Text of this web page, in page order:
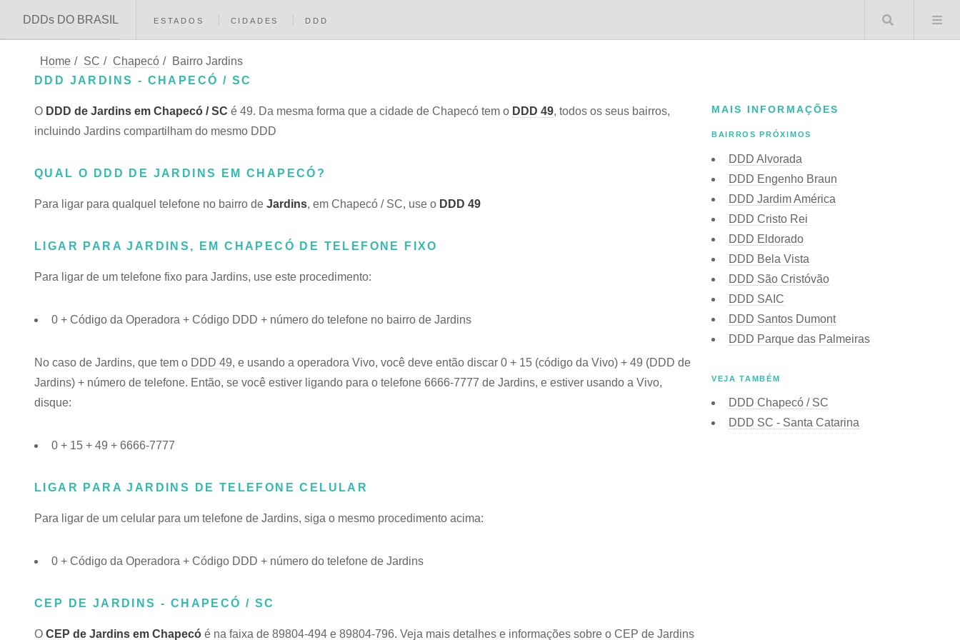
DDDs DO BRASIL ESTADOS CIDADES DDD Buscar
Home / SC / Chapecó /
Bairro Jardins
DDD JARDINS - CHAPECÓ / SC
O DDD de Jardins em Chapecó / SC é 49. Da mesma forma que a cidade de Chapecó tem o DDD 49, todos os seus bairros,
incluindo Jardins compartilham do mesmo DDD
QUAL O DDD DE JARDINS EM CHAPECÓ?
Para ligar para qualquel telefone no bairro de Jardins, em Chapecó / SC, use o DDD 49
LIGAR PARA JARDINS, EM CHAPECÓ DE TELEFONE FIXO
Para ligar de um telefone fixo para Jardins, use este procedimento:
0 + Código da Operadora + Código DDD + número do telefone no bairro de Jardins
No caso de Jardins, que tem o DDD 49, e usando a operadora Vivo, você deve então discar 0 + 15 (código da Vivo) + 49 (DDD de
Jardins) + número de telefone. Então, se você estiver ligando para o telefone 6666-7777 de Jardins, e estiver usando a Vivo,
disque:
0 + 15 + 49 + 6666-7777
LIGAR PARA JARDINS DE TELEFONE CELULAR
Para ligar de um celular para um telefone de Jardins, siga o mesmo procedimento acima:
0 + Código da Operadora + Código DDD + número do telefone de Jardins
CEP DE JARDINS - CHAPECÓ / SC
O CEP de Jardins em Chapecó é na faixa de 89804-494 e 89804-796. Veja mais detalhes e informações sobre o CEP de Jardins
MAIS INFORMAÇÕES
BAIRROS PRÓXIMOS
DDD Alvorada
DDD Engenho Braun
DDD Jardim América
DDD Cristo Rei
DDD Eldorado
DDD Bela Vista
DDD São Cristóvão
DDD SAIC
DDD Santos Dumont
DDD Parque das Palmeiras
VEJA TAMBÉM
DDD Chapecó / SC
DDD SC - Santa Catarina